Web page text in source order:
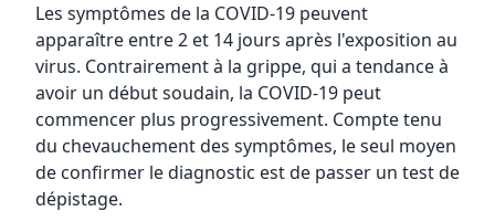
Les symptômes de la COVID-19 peuvent
apparaître entre 2 et 14 jours après l'exposition au
virus. Contrairement à la grippe, qui a tendance à
avoir un début soudain, la COVID-19 peut
commencer plus progressivement. Compte tenu
du chevauchement des symptômes, le seul moyen
de confirmer le diagnostic est de passer un test de
dépistage.